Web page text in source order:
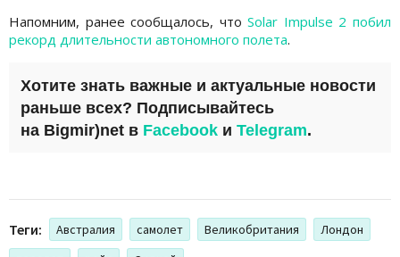
Напомним, ранее сообщалось, чтоSolar Impulse 2 побил
рекорд длительности автономного полета.
Хотите знать важные и актуальные новости
раньше всех? Подписывайтесь
на Bigmir)net в Facebook и Telegram.
Теги: Австралия самолет Великобритания
Лондон